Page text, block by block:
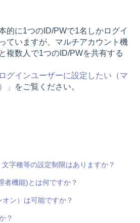
的に1つのID/PWで1名しかログイ
ていますが、マルチアカウント機
複数人で1つのID/PWを共有する
グインユーザーに設定したい（マ
」
をご覧ください。
字種等の設定制限はありますか？
者機能)とは何ですか？
ン）は可能ですか？
？